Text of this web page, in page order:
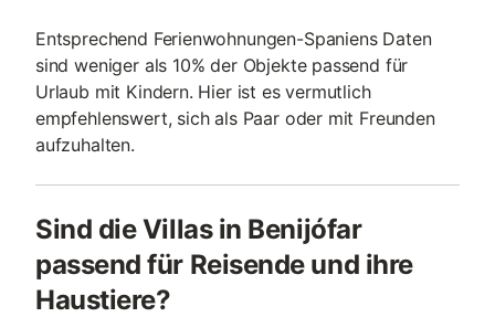
Entsprechend Ferienwohnungen-Spaniens Daten
sind weniger als 10% der Objekte passend für
Urlaub mit Kindern. Hier ist es vermutlich
empfehlenswert, sich als Paar oder mit Freunden
aufzuhalten.
Sind die Villas in Benijófar
passend für Reisende und ihre
Haustiere?